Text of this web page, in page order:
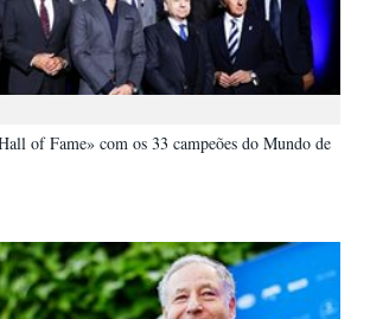
of Fame» com os 33 campeões do Mundo de